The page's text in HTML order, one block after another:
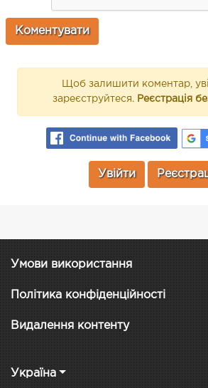
Щоб залишити коментар,
зареєструйтеся. Реєстрація
Увійти
Умови використання
Політика конфіденційності
Видалення контенту
Україна